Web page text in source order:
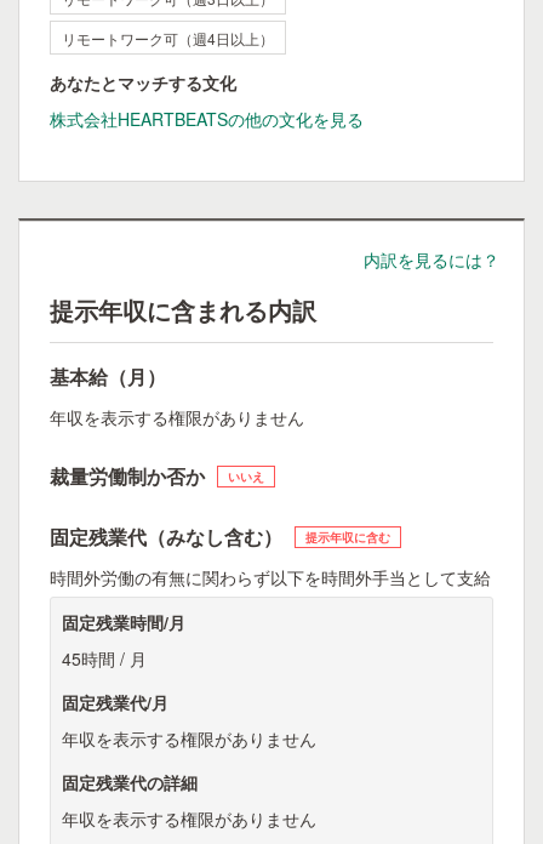
リモートワーク可（週4日以上）
あなたとマッチする文化
株式会社HEARTBEATSの他の文化を見る
内訳を見るには？
提示年収に含まれる内訳
基本給（月）
年収を表示する権限がありません
裁量労働制か否か いいえ
固定残業代（みなし含む） 提示年収に含む
時間外労働の有無に関わらず以下を時間外手当として支給
固定残業時間/月
45時間 / 月
固定残業代/月
年収を表示する権限がありません
固定残業代の詳細
年収を表示する権限がありません